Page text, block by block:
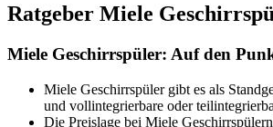
Ratgeber Miele
Miele Geschirrspüler: Auf den
Miele Geschirrspüler gibt es als
und vollintegrierbare oder
Die Preislage bei Miele